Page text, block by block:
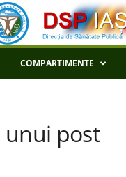
COMPARTIMENTE
post